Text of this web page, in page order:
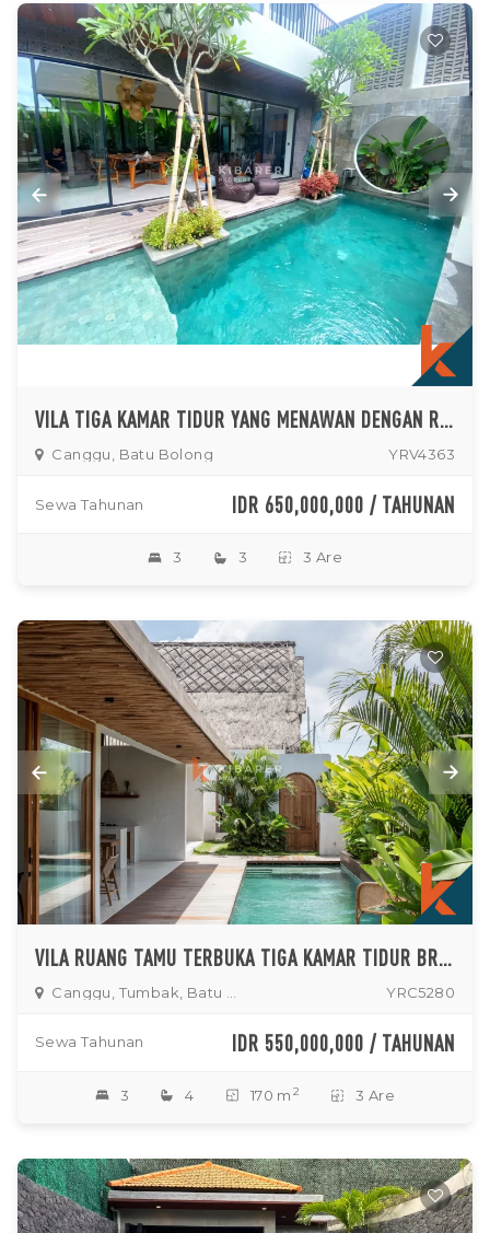
VILA TIGA KAMAR TIDUR YANG MENAWAN DENGAN RUANG TERTUTUP PRIBADI DI BATU BOLONG
Canggu, Batu Bolong YRV4363
Sewa Tahunan IDR 650,000,000 / TAHUNAN
3 3 3 Are
VILA RUANG TAMU TERBUKA TIGA KAMAR TIDUR BRIGHT ISLAND DEKAT PANTAI BATU BOLONG
YRC5280
Sewa Tahunan IDR 550,000,000 / TAHUNAN
3 4 170 m 2 3 Are